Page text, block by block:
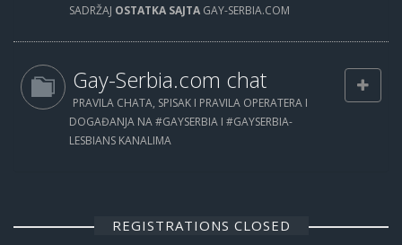
SADRŽAJ OSTATKA SAJTA GAY-SERBIA.COM
Gay-Serbia.com chat
PRAVILA CHATA, SPISAK I PRAVILA OPERATERA I
DOGAĐANJA NA #GAYSERBIA I #GAYSERBIA-
LESBIANS KANALIMA
REGISTRATIONS CLOSED